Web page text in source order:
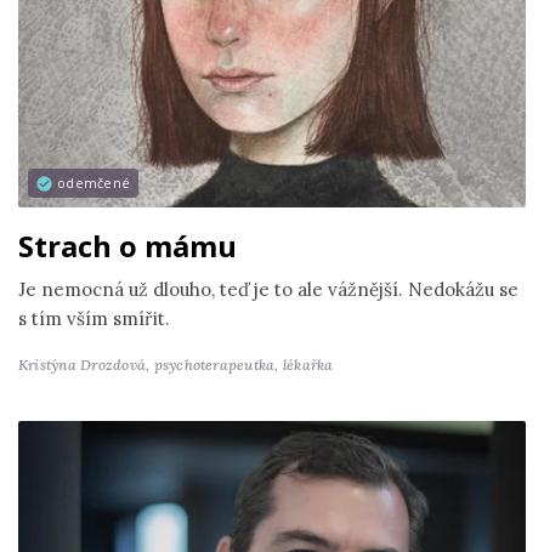
odemčené
Strach o mámu
Je nemocná už dlouho, teď je to ale vážnější. Nedokážu se
s tím vším smířit.
Kristýna Drozdová, psychoterapeutka, lékařka